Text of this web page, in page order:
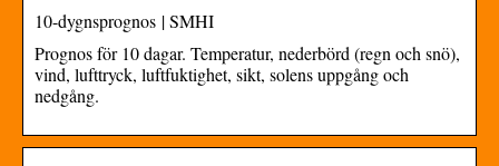
10-dygnsprognos | SMHI
Prognos för 10 dagar. Temperatur, nederbörd (regn och snö),
vind, lufttryck, luftfuktighet, sikt, solens uppgång och
nedgång.